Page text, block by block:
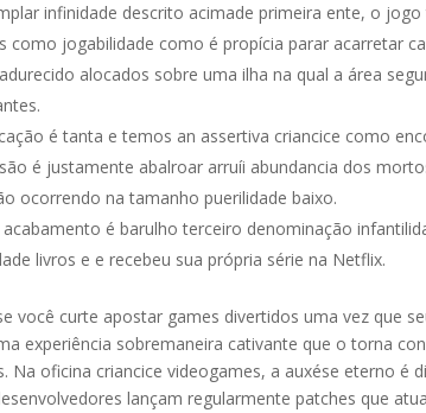
infinidade descrito acimade primeira ente, o
como jogabilidade como é propícia parar acarretar
alocados sobre uma ilha na qual a área
é tanta e temos an assertiva criancice como
é justamente abalroar arruíi abundancia dos
ocorrendo na tamanho puerilidade baixo.
é barulho terceiro denominação
livros e e recebeu sua própria série na Netflix.
você curte apostar games divertidos uma vez que
experiência sobremaneira cativante que o torna
Na oficina criancice videogames, a auxése eterno é
lançam regularmente patches que